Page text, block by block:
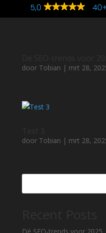
5,0
door Tobian | mrt 28,
door Tobian | mrt 28,